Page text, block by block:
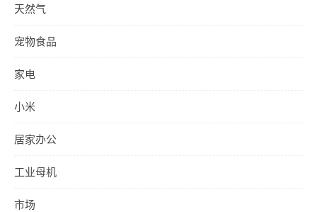
天然气
宠物食品
家电
小米
居家办公
工业母机
市场